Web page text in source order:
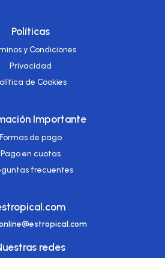
Políticas
y Condiciones
Privacidad
de Cookies
Importante
Formas de pago
Pago en cuotas
frecuentes
redes